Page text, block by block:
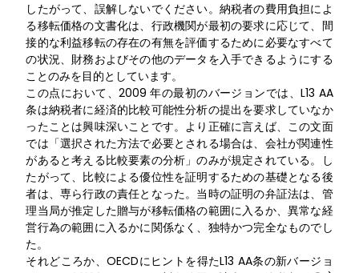
したがって、誤解しないでください。納税者の費用負担によ
る移転価格の文書化は、行政機関が最初の要求に応じて、間
接的な利益移転の存在の有無を評価するために必要なすべて
の状況、財務およびその他のデータを入手できるようにする
ことのみを目的としています。
この点において、2009 年の最初のバージョンでは、L13 AA
条は納税者に経済的比較可能性分析の提出を要求していなか
ったことは興味深いことです。より正確に言えば、この文面
では「選択された方法で必要とされる場合は、会社が関連性
があると考える比較要素の分析」のみが規定されている。し
たがって、比較による優位性を証明するための基礎となる後
者は、専ら行政の責任となった。当時の証明の弁証法は、管
理当局が推定した贈与が移転価格の範囲に入るか、異常な経
営行為の範囲に入るかに関係なく、独特かつ完全なものでし
た。
それどころか、OECDにヒントを得たL13 AA条の新バージョ